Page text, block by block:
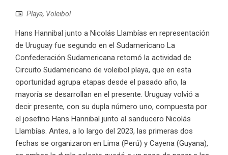
Playa, Voleibol
Hans Hannibal junto a Nicolás Llambías en representación
de Uruguay fue segundo en el Sudamericano La
Confederación Sudamericana retomó la actividad de
Circuito Sudamericano de voleibol playa, que en esta
oportunidad agrupa etapas desde el pasado año, la
mayoría se desarrollan en el presente. Uruguay volvió a
decir presente, con su dupla número uno, compuesta por
el josefino Hans Hannibal junto al sanducero Nicolás
Llambías. Antes, a lo largo del 2023, las primeras dos
fechas se organizaron en Lima (Perú) y Cayena (Guyana),